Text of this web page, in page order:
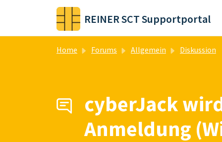
Skip to main content
REINER SCT Supportportal
Home Forums Allgemein Diskussion
cyberJack
Anmeldung